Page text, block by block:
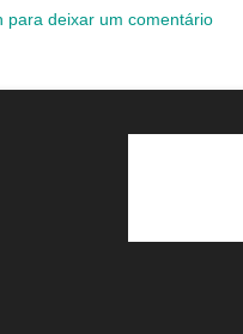
para deixar um comentário